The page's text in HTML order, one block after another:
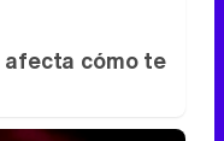
afecta cómo te